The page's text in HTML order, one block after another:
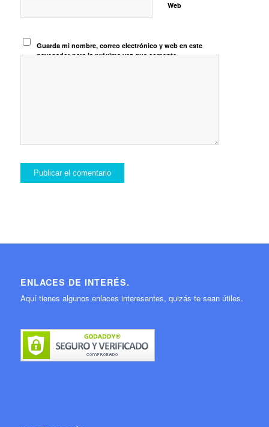
Web
Guarda mi nombre, correo electrónico y web en este
navegador para la próxima vez que comente.
ENLACES DE INTERÉS.
Aquí tienes algunos enlaces interesantes, quizás te sean útiles.